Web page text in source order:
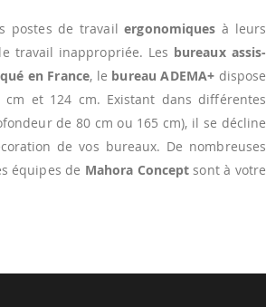
postes de travailergonomiques à leurs
travail inappropriée. Les bureaux assis-
en France, le bureau ADEMA+dispose
cm et 124 cm. Existant dans différentes
de 80 cm ou 165 cm), il se décline
de vos bureaux. De nombreuses
équipes de Mahora Concept sont à votre